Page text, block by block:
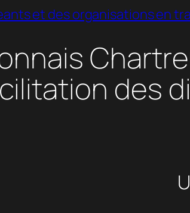
et des organisations en
des